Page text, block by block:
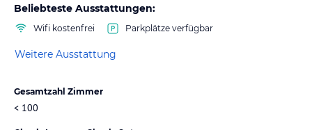
Beliebteste Ausstattungen:
Wifi kostenfrei Parkplätze verfügbar
Weitere Ausstattung
Gesamtzahl Zimmer
< 100